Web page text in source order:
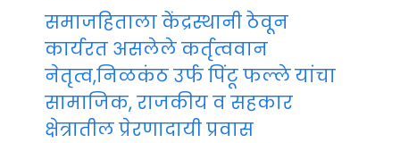
समाजहिताला केंद्रस्थानी ठेवून
कार्यरत असलेले कर्तृत्ववान
नेतृत्व,निळकंठ उर्फ पिंटू फल्ले यांचा
सामाजिक, राजकीय व सहकार
क्षेत्रातील प्रेरणादायी प्रवास